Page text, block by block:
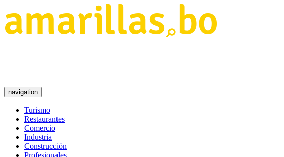
navigation
Turismo
Restaurantes
Comercio
Industria
Construcción
Profesionales